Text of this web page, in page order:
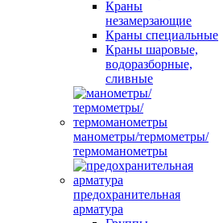
Краны
незамерзающие
Краны специальные
Краны шаровые,
водоразборные,
сливные
манометры/термометры/
термоманометры
предохранительная
арматура